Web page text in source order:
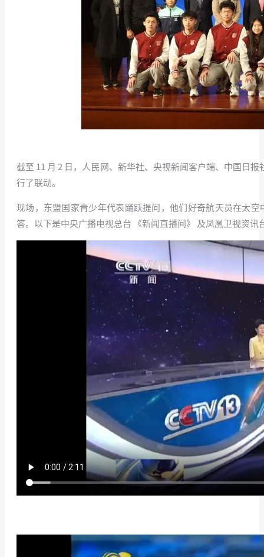
截至 11 月 2 日，人民网、新华社、央视新闻客户端、中国日
行了联动。
现场，东盟国家青少年代表踊跃提问，他们好奇航天员在太
答。以下是中央广播电视总台 《新闻直播间》 及凤凰卫视资讯